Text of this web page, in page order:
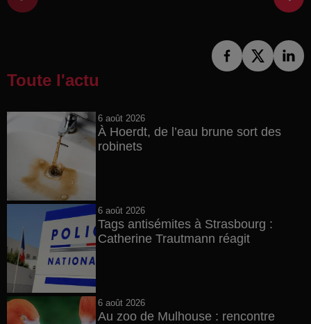
Toute l'actu
6 août 2026
À Hoerdt, de l’eau brune sort des
robinets
6 août 2026
Tags antisémites à Strasbourg :
Catherine Trautmann réagit
6 août 2026
Au zoo de Mulhouse : rencontre